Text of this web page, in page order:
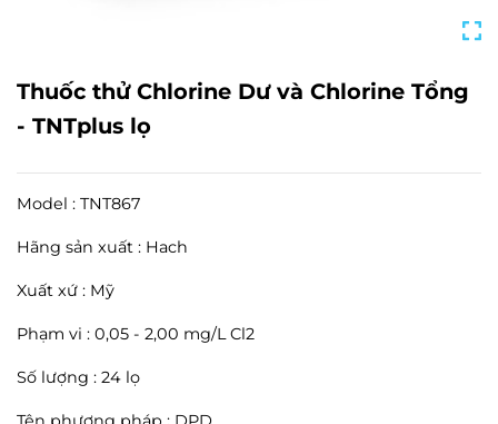
Thuốc thử Chlorine Dư và Chlorine Tổng
- TNTplus lọ
Model : TNT867
Hãng sản xuất : Hach
Xuất xứ : Mỹ
Phạm vi : 0,05 - 2,00 mg/L Cl2
Số lượng : 24 lọ